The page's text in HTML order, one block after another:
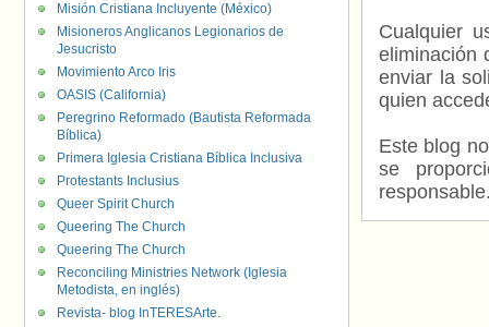
Cualquier
eliminación
enviar la
quien
Este blog
se
Misión Cristiana Incluyente (México)
Misioneros Anglicanos Legionarios de
Jesucristo
Movimiento Arco Iris
OASIS (California)
Peregrino Reformado (Bautista Reformada
Bíblica)
Primera Iglesia Cristiana Bíblica Inclusiva
Protestants Inclusius
Queer Spirit Church
Queering The Church
Queering The Church
Reconciling Ministries Network (Iglesia
Metodista, en inglés)
Revista- blog InTERESArte.